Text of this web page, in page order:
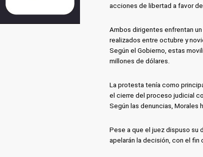
acciones de libertad a favor
Ambos dirigentes enfrentan
realizados entre octubre y
Según el Gobierno, estas
millones de dólares.
La protesta tenía como
el cierre del proceso judicial
Según las denuncias, Morales
Pese a que el juez dispuso su
apelarán la decisión, con el fin